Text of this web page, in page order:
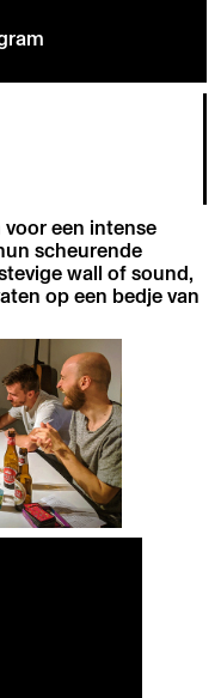
een intense
scheurende
wall of sound,
op een bedje van